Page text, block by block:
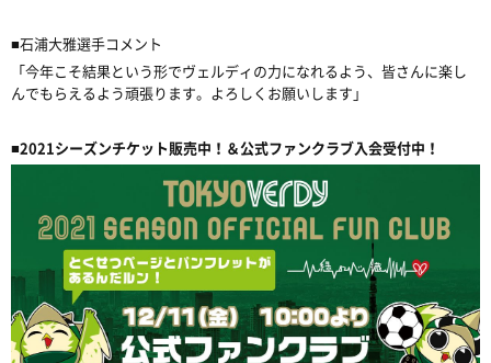
■石浦大雅選手コメント
「今年こそ結果という形でヴェルディの力になれるよう、皆さんに楽し
んでもらえるよう頑張ります。よろしくお願いします」
■2021シーズンチケット販売中！＆公式ファンクラブ入会受付中！